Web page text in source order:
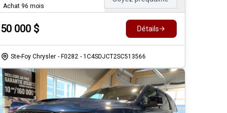
Achat 96 mois
50 000$ Détails
Ste-Foy Chrysler - F0282 - 1C4SDJCT2SC513566